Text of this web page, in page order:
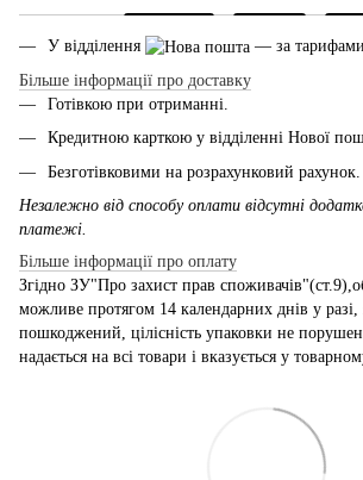
У відділення
— за тарифами
Більше інформації про доставку
Готівкою при отриманні.
Кредитною карткою у відділенні Нової
Безготівковими на розрахунковий рахунок.
Незалежно від способу оплати відсутні
платежі.
Більше інформації про оплату
Згідно ЗУ"Про захист прав
можливе протягом 14 календарних днів у
пошкоджений, цілісність упаковки не
надається на всі товари і вказується у